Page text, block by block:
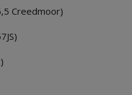
Creedmoor)